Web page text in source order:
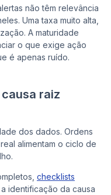
não têm relevância
Uma taxa muito alta,
A maturidade
o que exige ação
é apenas ruído.
raiz
dos dados. Ordens
alimentam o ciclo de
checklists
identificação da causa